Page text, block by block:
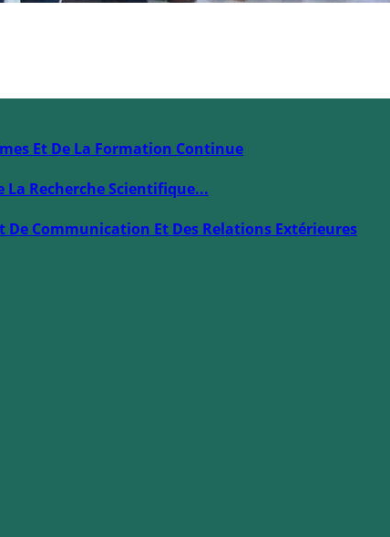
Et De La Formation Continue
Recherche Scientifique...
Communication Et Des Relations Extérieures